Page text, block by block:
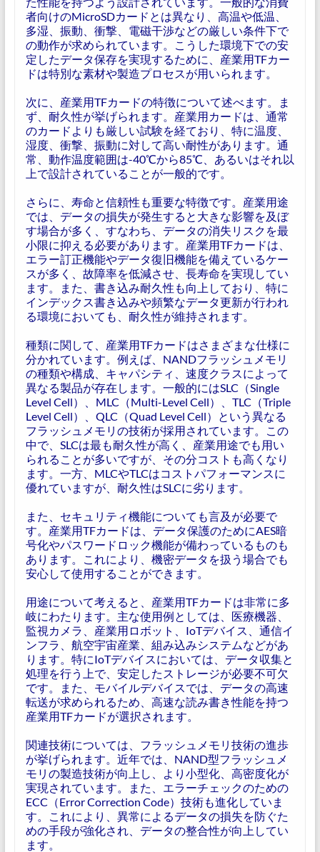
者向けのMicroSDカードとは異なり、高温や低温、
多湿、振動、衝撃、電磁干渉などの厳しい条件下で
の動作が求められています。こうした環境下での安
定したデータ保存を実現するために、産業用TFカー
ドは特別な素材や製造プロセスが用いられます。
次に、産業用TFカードの特徴について述べます。ま
ず、耐久性が挙げられます。産業用カードは、通常
のカードよりも厳しい試験を経ており、特に温度、
湿度、衝撃、振動に対して高い耐性があります。通
常、動作温度範囲は-40℃から85℃、あるいはそれ以
上で設計されていることが一般的です。
さらに、寿命と信頼性も重要な特徴です。産業用途
では、データの損失が発生すると大きな影響を及ぼ
す場合が多く、すなわち、データの消失リスクを最
小限に抑える必要があります。産業用TFカードは、
エラー訂正機能やデータ復旧機能を備えているケー
スが多く、故障率を低減させ、長寿命を実現してい
ます。また、書き込み耐久性も向上しており、特に
インデックス書き込みや頻繁なデータ更新が行われ
る環境においても、耐久性が維持されます。
種類に関して、産業用TFカードはさまざまな仕様に
分かれています。例えば、NANDフラッシュメモリ
の種類や構成、キャパシティ、速度クラスによって
異なる製品が存在します。一般的にはSLC（Single
Level Cell）、MLC（Multi-Level Cell）、TLC（Triple
Level Cell）、QLC（Quad Level Cell）という異なる
フラッシュメモリの技術が採用されています。この
中で、SLCは最も耐久性が高く、産業用途でも用い
られることが多いですが、その分コストも高くなり
ます。一方、MLCやTLCはコストパフォーマンスに
優れていますが、耐久性はSLCに劣ります。
また、セキュリティ機能についても言及が必要で
す。産業用TFカードは、データ保護のためにAES暗
号化やパスワードロック機能が備わっているものも
あります。これにより、機密データを扱う場合でも
安心して使用することができます。
用途について考えると、産業用TFカードは非常に多
岐にわたります。主な使用例としては、医療機器、
監視カメラ、産業用ロボット、IoTデバイス、通信イ
ンフラ、航空宇宙産業、組み込みシステムなどがあ
ります。特にIoTデバイスにおいては、データ収集と
処理を行う上で、安定したストレージが必要不可欠
です。また、モバイルデバイスでは、データの高速
転送が求められるため、高速な読み書き性能を持つ
産業用TFカードが選択されます。
関連技術については、フラッシュメモリ技術の進歩
が挙げられます。近年では、NAND型フラッシュメ
モリの製造技術が向上し、より小型化、高密度化が
実現されています。また、エラーチェックのための
ECC（Error Correction Code）技術も進化していま
す。これにより、異常によるデータの損失を防ぐた
めの手段が強化され、データの整合性が向上してい
ます。